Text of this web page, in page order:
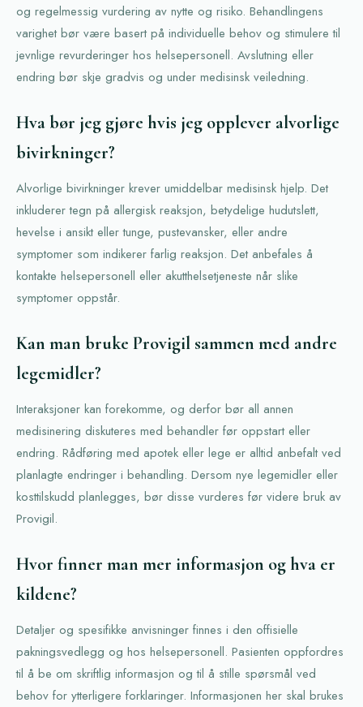
og regelmessig vurdering av nytte og risiko. Behandlingens
varighet bør være basert på individuelle behov og stimulere til
jevnlige revurderinger hos helsepersonell. Avslutning eller
endring bør skje gradvis og under medisinsk veiledning.
Hva bør jeg gjøre hvis jeg opplever alvorlige
bivirkninger?
Alvorlige bivirkninger krever umiddelbar medisinsk hjelp. Det
inkluderer tegn på allergisk reaksjon, betydelige hudutslett,
hevelse i ansikt eller tunge, pustevansker, eller andre
symptomer som indikerer farlig reaksjon. Det anbefales å
kontakte helsepersonell eller akutthelsetjeneste når slike
symptomer oppstår.
Kan man bruke Provigil sammen med andre
legemidler?
Interaksjoner kan forekomme, og derfor bør all annen
medisinering diskuteres med behandler før oppstart eller
endring. Rådføring med apotek eller lege er alltid anbefalt ved
planlagte endringer i behandling. Dersom nye legemidler eller
kosttilskudd planlegges, bør disse vurderes før videre bruk av
Provigil.
Hvor finner man mer informasjon og hva er
kildene?
Detaljer og spesifikke anvisninger finnes i den offisielle
pakningsvedlegg og hos helsepersonell. Pasienten oppfordres
til å be om skriftlig informasjon og til å stille spørsmål ved
behov for ytterligere forklaringer. Informasjonen her skal brukes